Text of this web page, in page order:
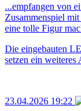
...empfangen von
Zusammenspiel
eine tolle Figur
Die eingebauten
setzen ein weiteres
23.04.2026 19:22